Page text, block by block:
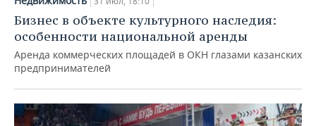
Бизнес в объекте культурного наследия:
особенности национальной аренды
Аренда коммерческих площадей в ОКН глазами казанских
предпринимателей